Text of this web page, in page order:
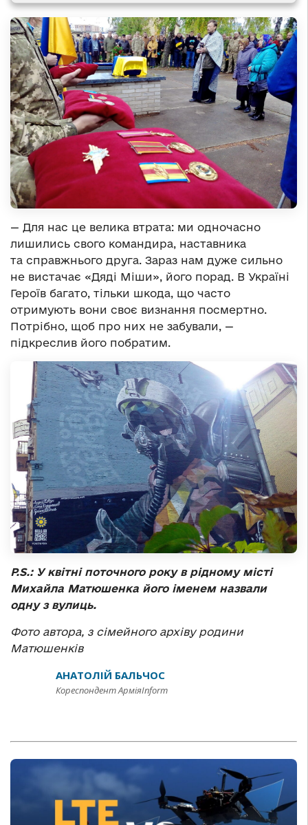
— Для нас це велика втрата: ми одночасно
лишились свого командира, наставника
та справжнього друга. Зараз нам дуже сильно
не вистачає «Дяді Міши», його порад. В Україні
Героїв багато, тільки шкода, що часто
отримують вони своє визнання посмертно.
Потрібно, щоб про них не забували, —
підкреслив його побратим.
P.S.: У квітні поточного року в рідному місті
Михайла Матюшенка його іменем назвали
одну з вулиць.
Фото автора, з сімейного архіву родини
Матюшенків
АНАТОЛІЙ БАЛЬЧОС
Кореспондент АрміяInform